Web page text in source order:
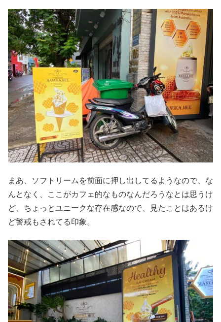
まあ、ソフトリームを前面に押し出してるようなので、な
んとなく、ここがカフェ的なものなんだろうなとは思うけ
ど、ちょっとユニークな存在感なので、見たことはあるけ
ど警戒もされてる印象。